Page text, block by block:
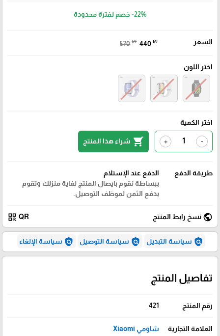
🎓
-22% خصم لفترة محدودة
السعر 570 ₪ 440 ₪
اختر اللون
اختر الكمية
-
+
shopping_cart شراء هذا المنتج
طريقة الدفع
الدفع عند الإستلام
ببساطة نقوم بايصال المنتج لغاية منزلك وتقوم
بدفع الثمن لموظف التوصيل.
public نسخ رابط المنتج QR
qr_code
policy سياسة التبديل policy سياسة التوصيل policy سياسة الإلغاء
تفاصيل المنتج
رقم المنتج 421
العلامة التجارية شاومي Xiaomi